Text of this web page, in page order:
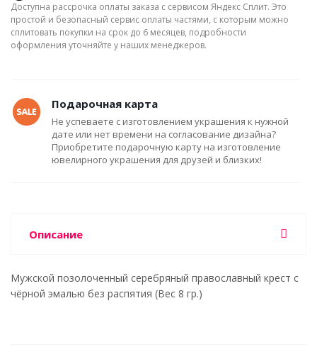
Доступна рассрочка оплаты заказа с сервисом Яндекс Сплит. Это
простой и безопасный сервис оплаты частями, с которым можно
сплитовать покупки на срок до 6 месяцев, подробности
оформления уточняйте у наших менеджеров.
Подарочная карта
Не успеваете с изготовлением украшения к нужной
дате или нет времени на согласование дизайна?
Приобретите подарочную карту на изготовление
ювелирного украшения для друзей и близких!
Описание
Мужской позолоченный серебряный православный крест с
чёрной эмалью без распятия (Вес 8 гр.)